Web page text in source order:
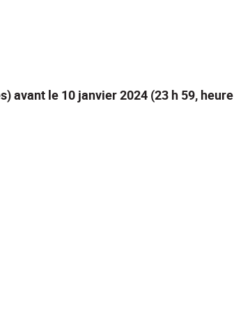
avant le 10 janvier 2024 (23 h 59, heure